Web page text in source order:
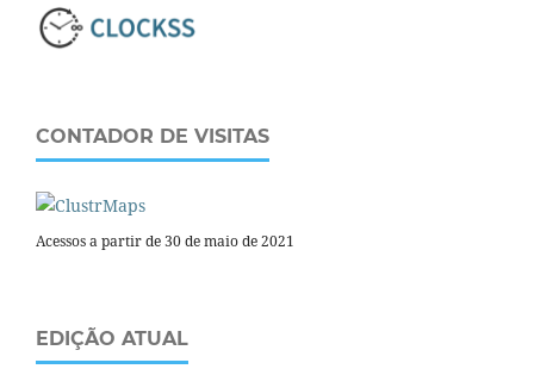
CONTADOR DE VISITAS
Acessos a partir de 30 de maio de 2021
EDIÇÃO ATUAL